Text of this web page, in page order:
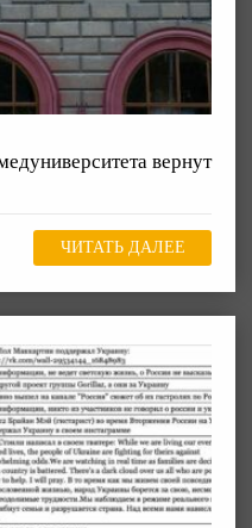
вернут
ЧИТАТЬ ДАЛЕЕ